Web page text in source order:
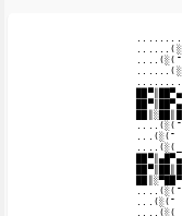
....(░(¯
...(░(¯
...(░(¯